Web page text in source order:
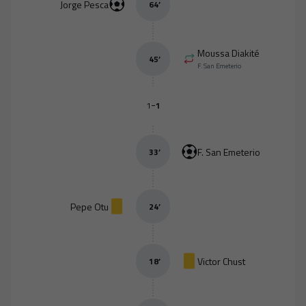
Jorge Pesca 64’
Moussa Diakité
F. San Emeterio
45’
1-1
F. San Emeterio
33’
Pepe Otu 24’
Victor Chust
18’